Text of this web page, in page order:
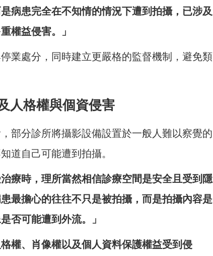
病患完全在不知情的情況下遭到拍攝，已涉及
權益侵害。」
業處分，同時建立更嚴格的監督機制，避免類
人格權與個資侵害
部分診所將攝影設備設置於一般人難以察覺的
道自己可能遭到拍攝。
療時，理所當然相信診療空間是安全且受到隱
最擔心的往往不只是被拍攝，而是拍攝內容是
否可能遭到外流。」
權、肖像權以及個人資料保護權益受到侵